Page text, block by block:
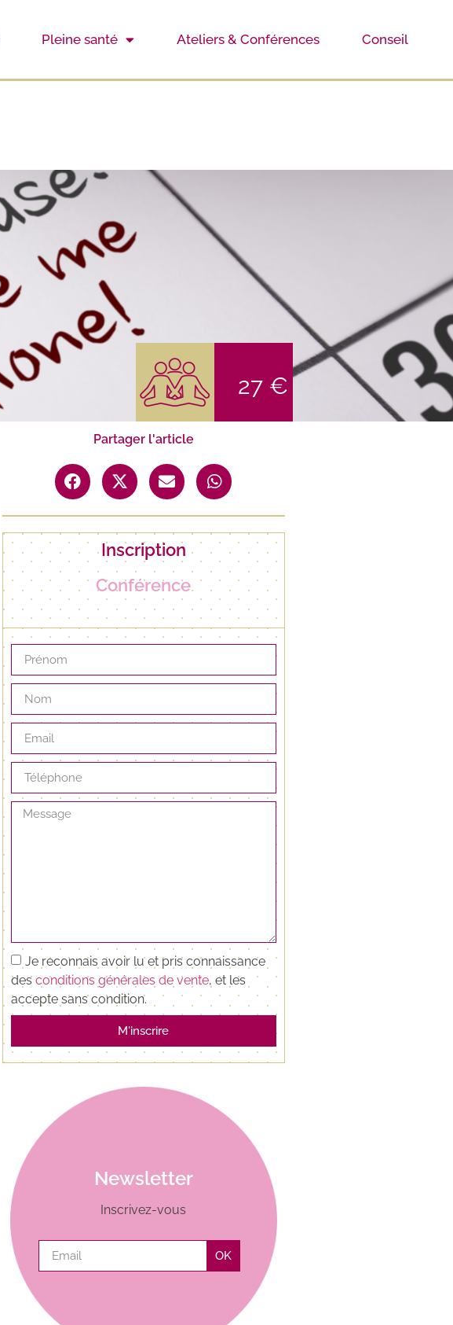
Pleine santé Ateliers & Conférences Conseil
27 €
Partager l'article
Inscription
Conférence
Je reconnais avoir lu et pris connaissance
des conditions générales de vente, et les
accepte sans condition.
M'inscrire
Newsletter
Inscrivez-vous
OK